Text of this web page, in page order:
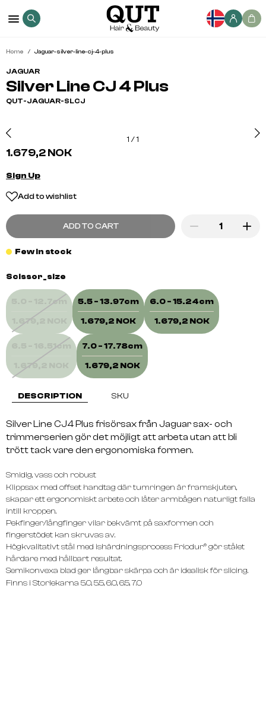
Home Jaguar-silver-line-cj-4-plus
JAGUAR
Silver Line CJ 4 Plus
QUT-JAGUAR-SLCJ
1 /1
1.679,2 NOK
Sign Up
Add to wishlist
ADD TO CART
Few in stock
Scissor_size
5.0 - 12.7cm
1.679,2 NOK
5.5 - 13.97cm
1.679,2 NOK
6.0 - 15.24cm
1.679,2 NOK
6.5 - 16.51cm
1.679,2 NOK
7.0 - 17.78cm
1.679,2 NOK
DESCRIPTION SKU
Silver Line CJ4 Plus frisörsax från Jaguar sax- och
trimmerserien gör det möjligt att arbeta utan att bli
trött tack vare den ergonomiska formen.
Smidig, vass och robust
Klippsax med offset handtag där tumringen är framskjuten,
skapar ett ergonomiskt arbete och låter armbågen naturligt falla
intill kroppen.
Pekfinger/långfinger vilar bekvämt på saxformen och
fingerstödet kan skruvas av.
Högkvalitativt stål med ishärdningsprocess Friodur® gör stålet
hårdare med hållbart resultat.
Semikonvexa blad ger långbar skärpa och är idealisk för slicing.
Finns i Storlekarna 5.0, 5.5, 6.0, 6.5, 7.0